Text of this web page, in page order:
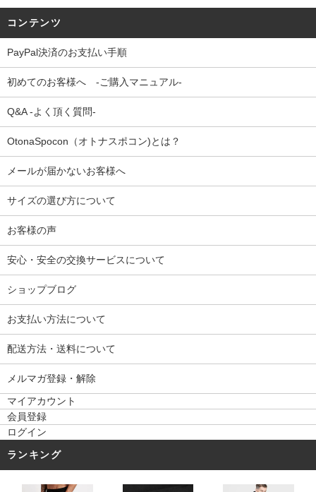
コンテンツ
PayPal決済のお支払い手順
初めてのお客様へ -ご購入マニュアル-
Q&A -よく頂く質問-
OtonaSpocon（オトナスポコン)とは？
メールが届かないお客様へ
サイズの選び方について
お客様の声
安心・安全の交換サービスについて
ショップブログ
お支払い方法について
配送方法・送料について
メルマガ登録・解除
マイアカウント
会員登録
ログイン
ランキング